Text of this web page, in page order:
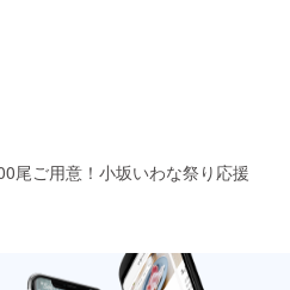
尾ご用意！小坂いわな祭り応援